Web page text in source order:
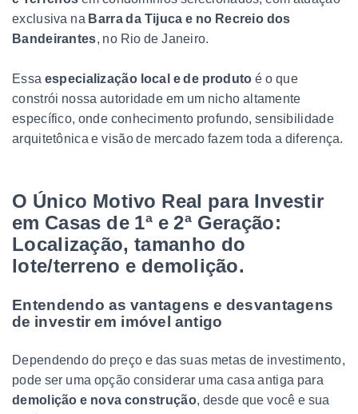
exclusiva na Barra da Tijuca e no Recreio dos
Bandeirantes, no Rio de Janeiro.
Essa especialização local e de produtoé o que
constrói nossa autoridade em um nicho altamente
específico, onde conhecimento profundo, sensibilidade
arquitetônica e visão de mercado fazem toda a diferença.
O Único Motivo Real para Investir
em Casas de 1ª e 2ª Geração:
Localização, tamanho do
lote/terreno e demolição.
Entendendo as vantagens e desvantagens
de investir em imóvel antigo
Dependendo do preço e das suas metas de investimento,
pode ser uma opção considerar uma casa antiga para
demolição e nova construção, desde que você e sua